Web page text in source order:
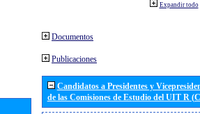
Expandir todo
Documentos
Publicaciones
Candidatos a Presidentes y
de las Comisiones de Estudio del UIT R